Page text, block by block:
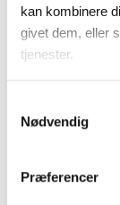
kan kombinere
givet dem, eller
tjenester.
Nødvendig
Præferencer
essensielle
deres